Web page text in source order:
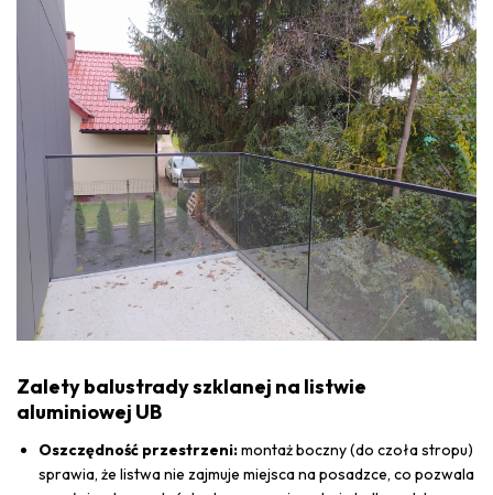
Zalety balustrady szklanej na listwie
aluminiowej UB
Oszczędność przestrzeni:montaż boczny (do czoła stropu)
sprawia, że listwa nie zajmuje miejsca na posadzce, co pozwala